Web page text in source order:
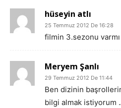
hüseyin atlı
25 Temmuz 2012 De 16:28
filmin 3.sezonu varmı
Meryem Şanlı
29 Temmuz 2012 De 11:44
Ben dizinin
bilgi almak istiyorum